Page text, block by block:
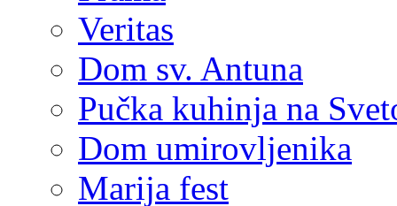
Veritas
Dom sv. Antuna
Pučka kuhinja na
Dom umirovljenika
Marija fest